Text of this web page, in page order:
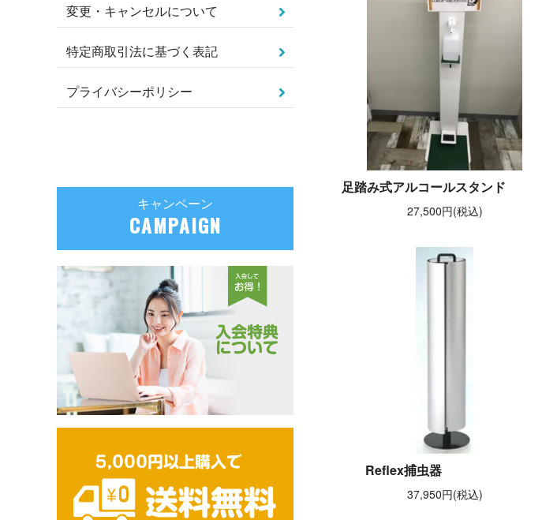
足踏み式アルコールスタンド
27,500円(税込)
Reflex捕虫器
37,950円(税込)
変更・キャンセルについて
特定商取引法に基づく表記
プライバシーポリシー
キャンペーン
CAMPAIGN